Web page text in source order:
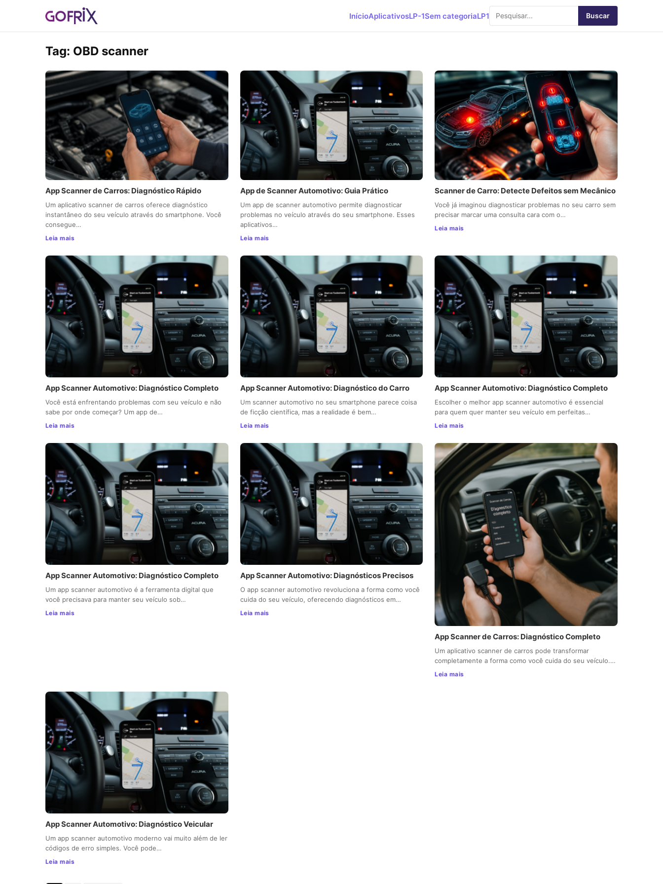
InícioAplicativosLP-1Sem categoriaLP1 Buscar
Tag: OBD scanner
App Scanner de Carros: Diagnóstico Rápido
Um aplicativo scanner de carros oferece diagnóstico
instantâneo do seu veículo através do smartphone. Você
consegue…
Leia mais
App de Scanner Automotivo: Guia Prático
Um app de scanner automotivo permite diagnosticar
problemas no veículo através do seu smartphone. Esses
aplicativos…
Leia mais
Scanner de Carro: Detecte Defeitos sem Mecânico
Você já imaginou diagnosticar problemas no seu carro sem
precisar marcar uma consulta cara com o…
Leia mais
App Scanner Automotivo: Diagnóstico Completo
Você está enfrentando problemas com seu veículo e não
sabe por onde começar? Um app de…
Leia mais
App Scanner Automotivo: Diagnóstico do Carro
Um scanner automotivo no seu smartphone parece coisa
de ficção científica, mas a realidade é bem…
Leia mais
App Scanner Automotivo: Diagnóstico Completo
Escolher o melhor app scanner automotivo é essencial
para quem quer manter seu veículo em perfeitas…
Leia mais
App Scanner Automotivo: Diagnóstico Completo
Um app scanner automotivo é a ferramenta digital que
você precisava para manter seu veículo sob…
Leia mais
App Scanner Automotivo: Diagnósticos Precisos
O app scanner automotivo revoluciona a forma como você
cuida do seu veículo, oferecendo diagnósticos em…
Leia mais
App Scanner de Carros: Diagnóstico Completo
Um aplicativo scanner de carros pode transformar
completamente a forma como você cuida do seu veículo.…
Leia mais
App Scanner Automotivo: Diagnóstico Veicular
Um app scanner automotivo moderno vai muito além de ler
códigos de erro simples. Você pode…
Leia mais